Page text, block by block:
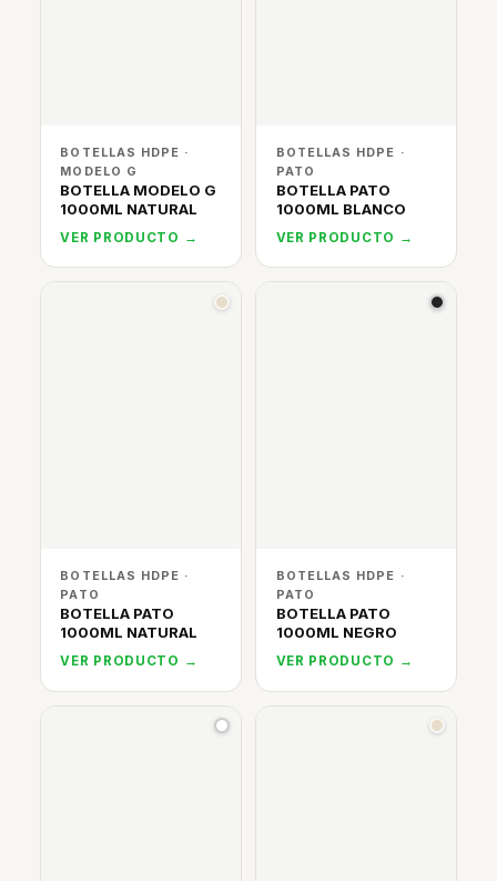
BOTELLAS HDPE ·
MODELO G
BOTELLA MODELO G
1000ML NATURAL
VER PRODUCTO →
BOTELLAS HDPE ·
PATO
BOTELLA PATO
1000ML BLANCO
VER PRODUCTO →
BOTELLAS HDPE ·
PATO
BOTELLA PATO
1000ML NATURAL
VER PRODUCTO →
BOTELLAS HDPE ·
PATO
BOTELLA PATO
1000ML NEGRO
VER PRODUCTO →